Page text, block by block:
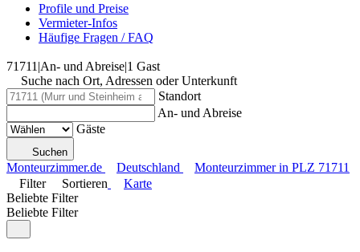
Profile und Preise
Vermieter-Infos
Häufige Fragen / FAQ
71711 |An- und Abreise|1 Gast
Suche nach Ort, Adressen oder Unterkunft
Standort
An- und Abreise
Gäste
Suchen
Monteurzimmer.de Deutschland
Monteurzimmer in PLZ 71711
Filter
Sortieren
Karte
Beliebte Filter
Beliebte Filter